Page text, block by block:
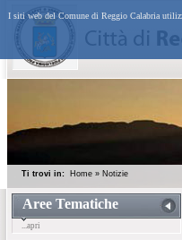
I siti web del Comune di Reggio Calabria
Ti trovi in: Home » Notizie
Aree Tematiche
...apri